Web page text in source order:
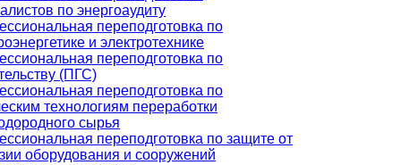
по энергоаудиту
переподготовка по
и электротехнике
переподготовка по
(ПГС)
переподготовка по
технологиям переработки
сырья
переподготовка по защите от
оборудования и сооружений